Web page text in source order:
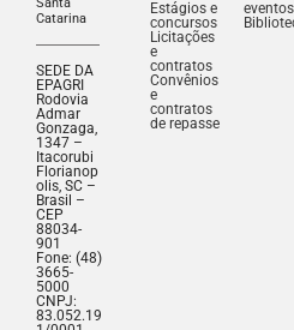
Catarina
SEDE DA
EPAGRI
Rodovia
Admar
Gonzaga,
1347 –
Itacorubi
Florianop
olis, SC –
Brasil –
CEP
88034-
901
Fone: (48)
3665-
5000
CNPJ:
83.052.19
Estágios e
concursos
Licitações
e
contratos
Convênios
e
contratos
de repasse
eventos